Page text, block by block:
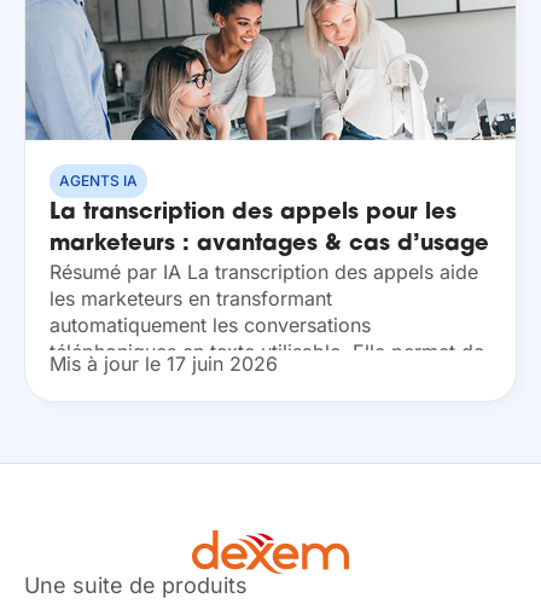
AGENTS IA
La transcription des appels pour les
marketeurs : avantages & cas d’usage
Résumé par IA La transcription des appels aide
les marketeurs en transformant
automatiquement les conversations
téléphoniques en texte utilisable. Elle permet de
repérer les thèmes et mots clés, d’analyser les
retours clients, d’optimiser les messages
Mis à jour le 17 juin 2026
Une suite de produits